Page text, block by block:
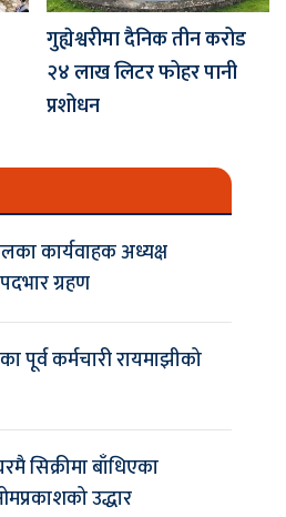
गुह्येश्वरीमा दैनिक तीन करोड
२४ लाख लिटर फोहर पानी
प्रशोधन
कार्यवाहक अध्यक्ष
पदभार ग्रहण
पूर्व कर्मचारी रायमाझीको
सिक्रीमा बाँधिएका
उद्धार